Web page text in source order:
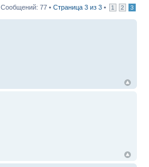
Сообщений: 77 • Страница 3 из 3 • 1 2 3